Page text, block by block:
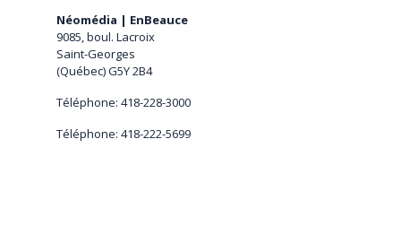
Néomédia | EnBeauce
9085, boul. Lacroix
Saint-Georges
(Québec) G5Y 2B4
Téléphone: 418-228-3000
Téléphone: 418-222-5699